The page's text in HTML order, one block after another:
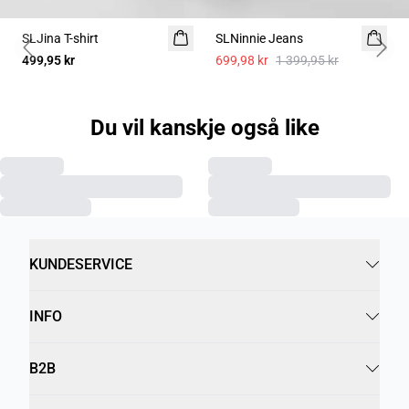
2 for 600 NOK
SLJina T-shirt
499,95 kr
SLNinnie Jeans
699,98 kr 1 399,95 kr
Previous slide Next
Du vil kanskje også like
KUNDESERVICE
INFO
B2B